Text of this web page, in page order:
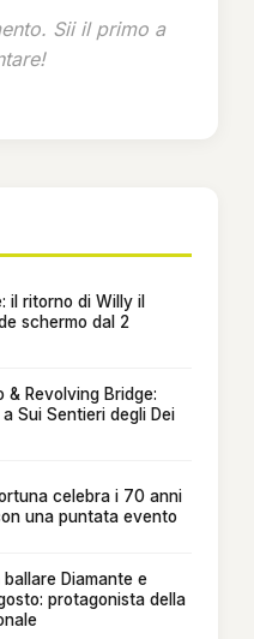
Sii il primo a
il ritorno di Willy il
schermo dal 2
& Revolving Bridge:
Sui Sentieri degli Dei
celebra i 70 anni
una puntata evento
Diamante e
protagonista della